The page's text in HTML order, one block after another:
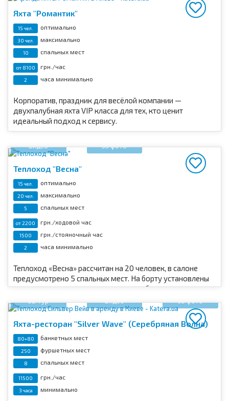
Яхта "Романтик"
15 чел. оптимально
30 чел. максимально
10 спальных мест
от 8100 грн./час
2 часа минимально
Корпоратив, праздник для весёлой компании —
двухпалубная яхта VIP класса для тех, кто ценит
идеальный подход к сервису.
Видео 35 фото
Теплоход "Весна"
15 чел. оптимально
20 чел. максимально
5 спальных мест
от 2200 грн./ходовой час
1500 грн./стояночный час
2 часа минимально
Теплоход «Весна» рассчитан на 20 человек, в салоне
предусмотрено 5 спальных мест. На борту установлены
холодильник, мангал, музыкальное оборудование для
3D тур Видео 35 фото
Яхта-ресторан "Silver Wave" (Серебряная Волна)
80+80 банкетных мест
250 фуршетных мест
8 спальных мест
11500 грн./час
3 часа минимально